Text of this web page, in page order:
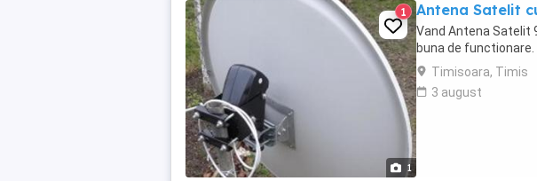
1
1 Antena Satelit
Vand Antena Satelit
buna de functionare.
Timisoara, Timis
3 august